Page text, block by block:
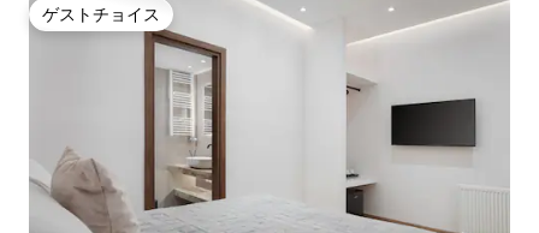
ゲストチョイス
ゲストチョイス